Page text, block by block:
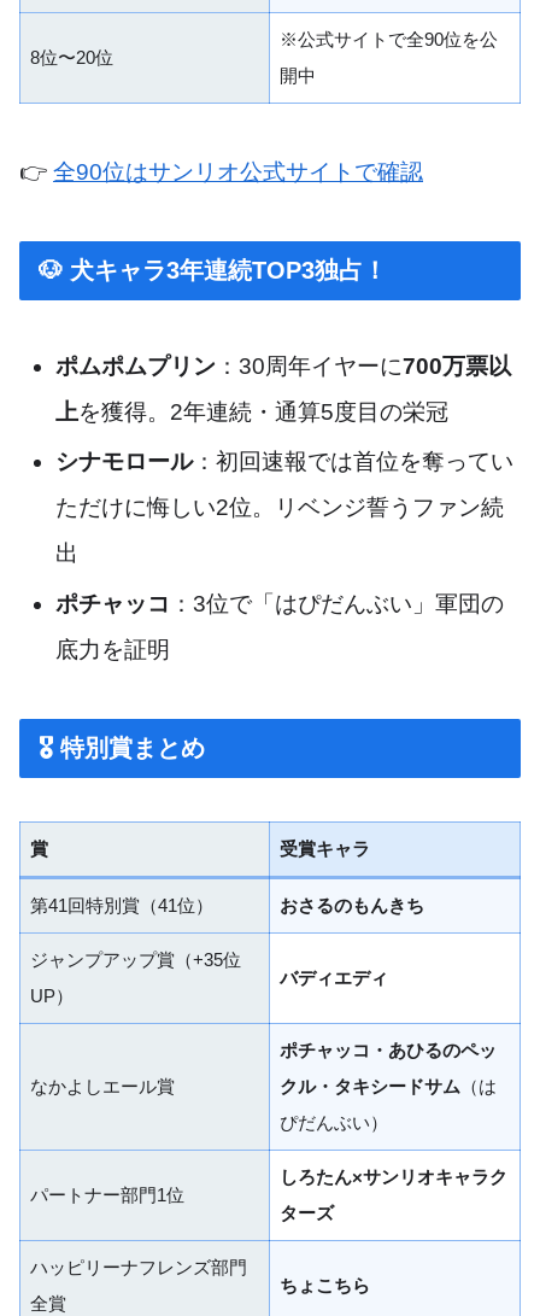
8位〜20位
※公式サイトで全90位を公
開中
👉 全90位はサンリオ公式サイトで確認
🐶 犬キャラ3年連続TOP3独占！
ポムポムプリン ：30周年イヤーに700万票以
上を獲得。2年連続・通算5度目の栄冠
シナモロール：初回速報では首位を奪ってい
ただけに悔しい2位。リベンジ誓うファン続
出
ポチャッコ ：3位で「はぴだんぶい」軍団の
底力を証明
🎖 特別賞まとめ
賞 受賞キャラ
第41回特別賞（41位） おさるのもんきち
ジャンプアップ賞（+35位
UP）
バディエディ
なかよしエール賞
ポチャッコ・あひるのペッ
クル・タキシードサム （は
ぴだんぶい）
パートナー部門1位
しろたん×サンリオキャラク
ターズ
ハッピリーナフレンズ部門
全賞
ちょこちら